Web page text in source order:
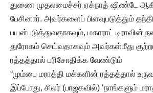
துணை முதலமைச்சர் ஏக்நாத் ஷிண்டே
பேசினார். அவர்களைப் பிளவுபடுத்தும்
பயன்படுத்துவதாகவும், மகாராட் டிராவின்
துரோகம் செய்வதாகவும் அவர்கள்மீது
ரத்தத்தால் பரிசோதிக்க வேண்டும்
“மும்பை மராத்தி மக்களின் ரத்தத்தால்
இப்போது, சிலர் (பாஜகவில்) ‘நாங்களும்